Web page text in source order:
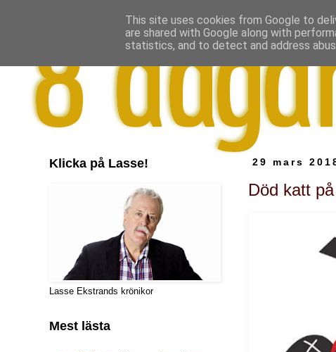
29 mars
Död katt
Klicka på Lasse!
Lasse Ekstrands krönikor
Mest lästa
This site uses cookies from Google to
are shared with Google along with
statistics, and to detect and address